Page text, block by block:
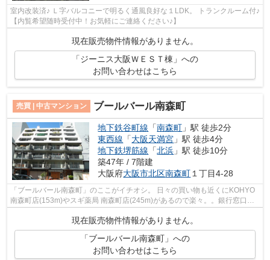
室内改装済♪ Ｌ字バルコニーで明るく通風良好な１LDK。 トランクルーム付♪
【内覧希望随時受付中！お気軽にご連絡ください♪】
現在販売物件情報がありません。
「ジーニス大阪ＷＥＳＴ棟」への
お問い合わせはこちら
売買 | 中古マンション ブールバール南森町
地下鉄谷町線 「南森町 」駅 徒歩2分
東西線 「大阪天満宮 」駅 徒歩4分
地下鉄堺筋線 「北浜 」駅 徒歩10分
築47年 / 7階建
大阪府大阪市北区南森町 １丁目4-28
「ブールバール南森町」のここがイチオシ。 日々の買い物も近くにKOHYO
南森町店(153m)やスギ薬局 南森町店(245m)があるので楽々。。銀行窓口に
用事がある時も、三井住友銀行 南森町支...
現在販売物件情報がありません。
「ブールバール南森町」への
お問い合わせはこちら